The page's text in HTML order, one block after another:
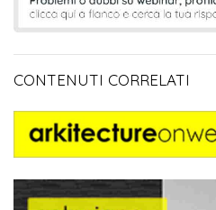
CONTENUTI CORRELATI